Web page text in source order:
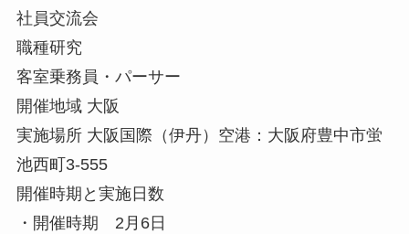
社員交流会
職種研究
客室乗務員・パーサー
開催地域 大阪
実施場所 大阪国際（伊丹）空港：大阪府豊中市蛍
池西町3-555
開催時期と実施日数
・開催時期 2月6日